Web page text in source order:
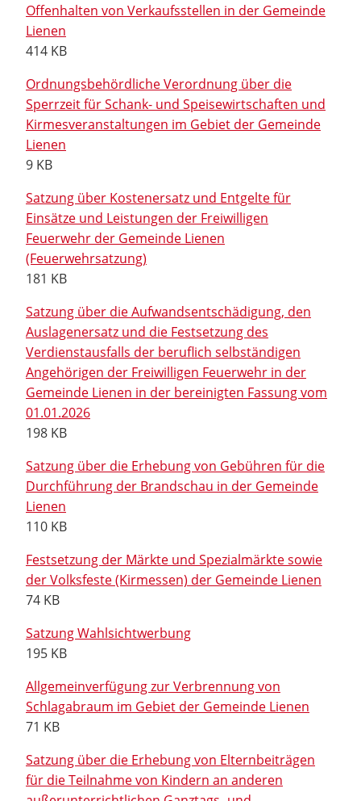
Offenhalten von Verkaufsstellen in der Gemeinde
Lienen
414 KB
Ordnungsbehördliche Verordnung über die
Sperrzeit für Schank- und Speisewirtschaften und
Kirmesveranstaltungen im Gebiet der Gemeinde
Lienen
9 KB
Satzung über Kostenersatz und Entgelte für
Einsätze und Leistungen der Freiwilligen
Feuerwehr der Gemeinde Lienen
(Feuerwehrsatzung)
181 KB
Satzung über die Aufwandsentschädigung, den
Auslagenersatz und die Festsetzung des
Verdienstausfalls der beruflich selbständigen
Angehörigen der Freiwilligen Feuerwehr in der
Gemeinde Lienen in der bereinigten Fassung vom
01.01.2026
198 KB
Satzung über die Erhebung von Gebühren für die
Durchführung der Brandschau in der Gemeinde
Lienen
110 KB
Festsetzung der Märkte und Spezialmärkte sowie
der Volksfeste (Kirmessen) der Gemeinde Lienen
74 KB
Satzung Wahlsichtwerbung
195 KB
Allgemeinverfügung zur Verbrennung von
Schlagabraum im Gebiet der Gemeinde Lienen
71 KB
Satzung über die Erhebung von Elternbeiträgen
für die Teilnahme von Kindern an anderen